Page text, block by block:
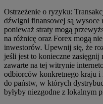
Ostrzeżenie o ryzyku:
dźwigni finansowej są wysoce
ponieważ straty mogą
na różnicę oraz Forex mogą
inwestorów. Upewnij się, że
jeśli jest to konieczne
zawarte na tej witrynie
odbiorców konkretnego kraju i
do państw, w których
byłyby niezgodne z lokalnym